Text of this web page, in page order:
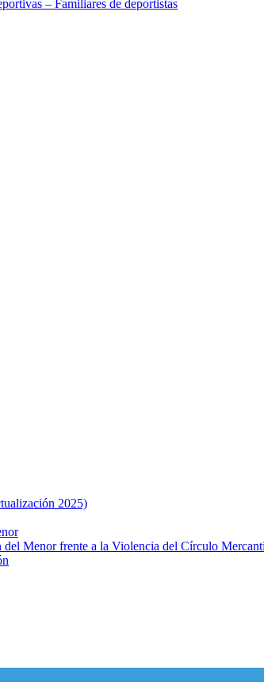
– Familiares de deportistas
2025)
del Menor frente a la Violencia del Círculo